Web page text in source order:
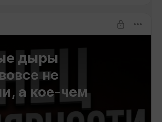
дыры
не
а кое-чем